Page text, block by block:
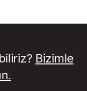
Bizimle